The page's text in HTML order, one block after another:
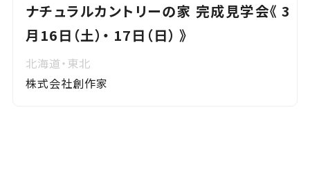
ナチュラルカントリーの家 完成見学会《 3
月16日（土）・ 17日（日） 》
北海道・東北
株式会社創作家